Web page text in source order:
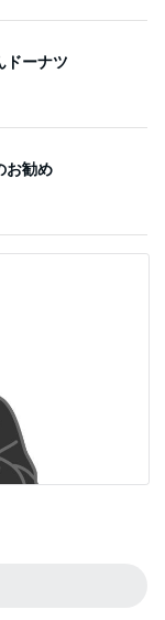
ドーナツ
お勧め